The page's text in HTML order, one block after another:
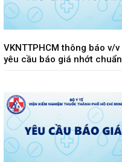
VKNTTPHCM thông báo v/v
yêu cầu báo giá nhớt chuẩn